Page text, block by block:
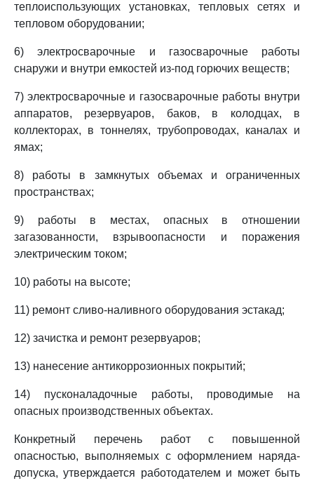
теплоиспользующих установках, тепловых сетях и
тепловом оборудовании;
6) электросварочные и газосварочные работы
снаружи и внутри емкостей из-под горючих веществ;
7) электросварочные и газосварочные работы внутри
аппаратов, резервуаров, баков, в колодцах, в
коллекторах, в тоннелях, трубопроводах, каналах и
ямах;
8) работы в замкнутых объемах и ограниченных
пространствах;
9) работы в местах, опасных в отношении
загазованности, взрывоопасности и поражения
электрическим током;
10) работы на высоте;
11) ремонт сливо-наливного оборудования эстакад;
12) зачистка и ремонт резервуаров;
13) нанесение антикоррозионных покрытий;
14) пусконаладочные работы, проводимые на
опасных производственных объектах.
Конкретный перечень работ с повышенной
опасностью, выполняемых с оформлением наряда-
допуска, утверждается работодателем и может быть